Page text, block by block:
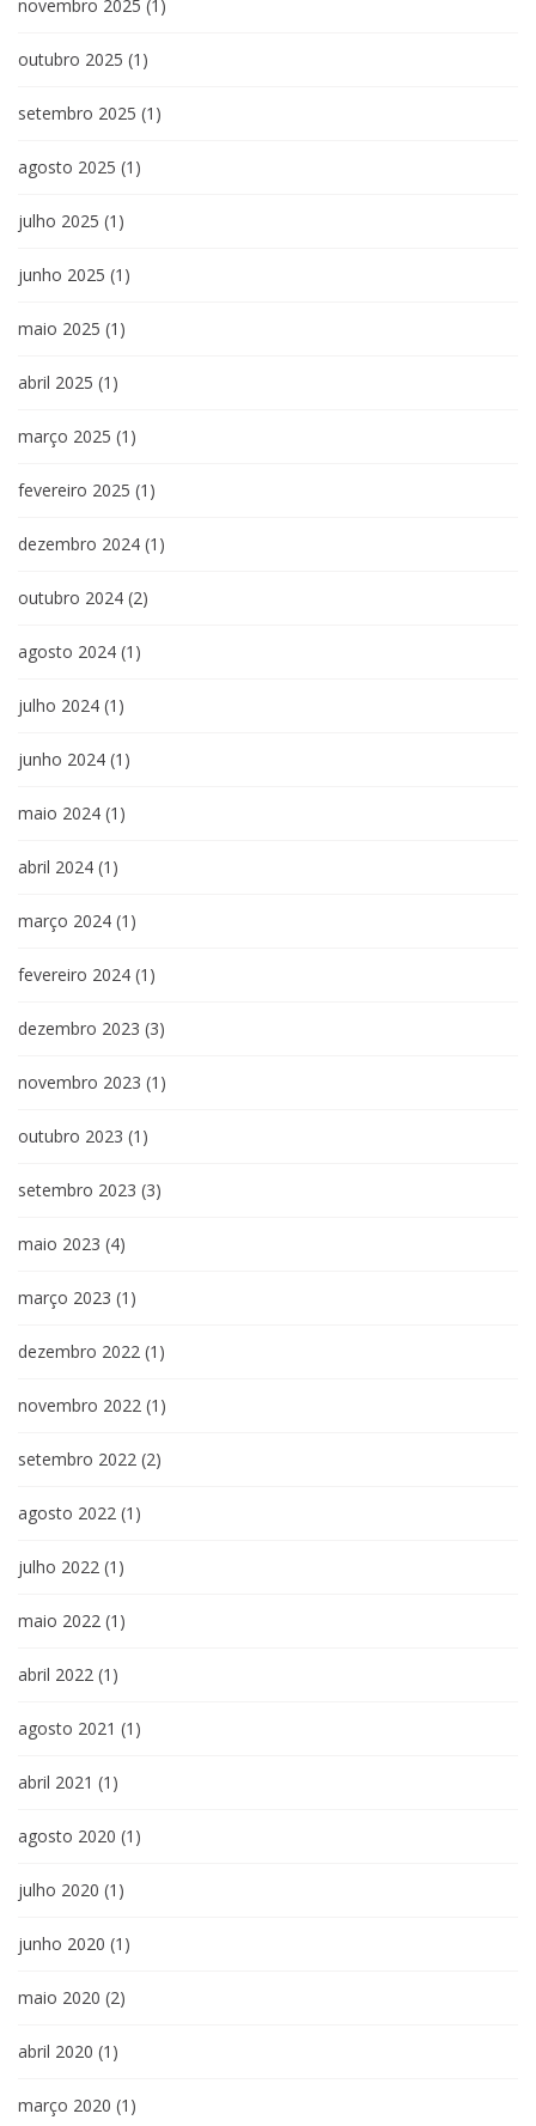
novembro 2025 (1)
outubro 2025 (1)
setembro 2025 (1)
agosto 2025 (1)
julho 2025 (1)
junho 2025 (1)
maio 2025 (1)
abril 2025 (1)
março 2025 (1)
fevereiro 2025 (1)
dezembro 2024 (1)
outubro 2024 (2)
agosto 2024 (1)
julho 2024 (1)
junho 2024 (1)
maio 2024 (1)
abril 2024 (1)
março 2024 (1)
fevereiro 2024 (1)
dezembro 2023 (3)
novembro 2023 (1)
outubro 2023 (1)
setembro 2023 (3)
maio 2023 (4)
março 2023 (1)
dezembro 2022 (1)
novembro 2022 (1)
setembro 2022 (2)
agosto 2022 (1)
julho 2022 (1)
maio 2022 (1)
abril 2022 (1)
agosto 2021 (1)
abril 2021 (1)
agosto 2020 (1)
julho 2020 (1)
junho 2020 (1)
maio 2020 (2)
abril 2020 (1)
março 2020 (1)